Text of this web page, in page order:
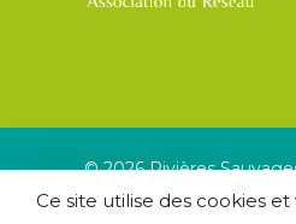
Ce site utilise des cookies
© 2026 Rivières
confidentialité